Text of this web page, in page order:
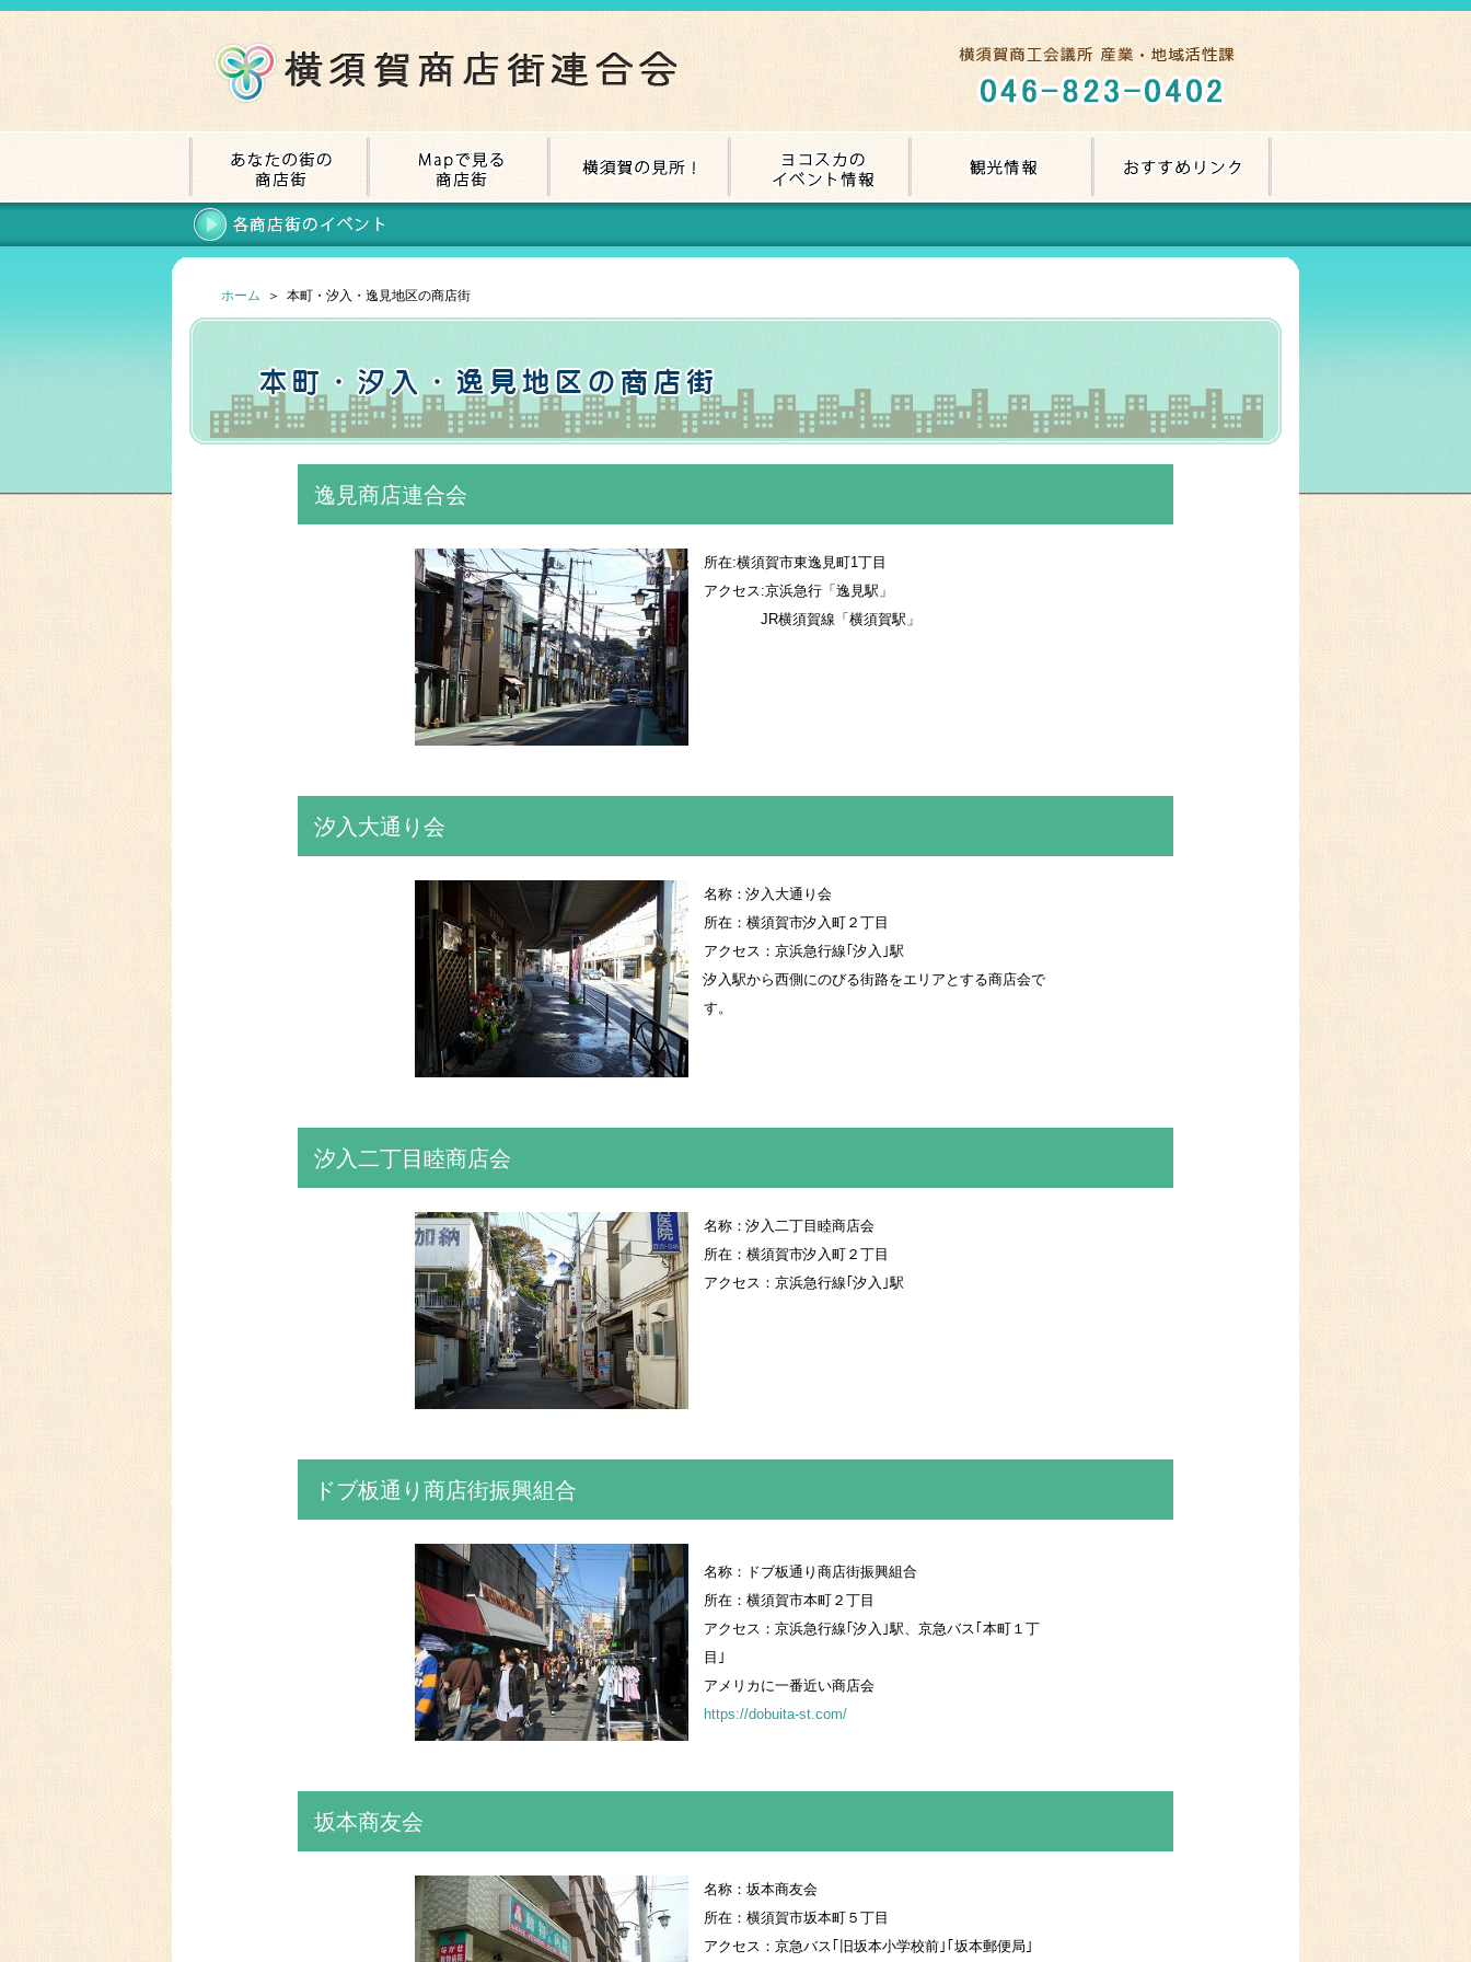
ホーム ＞ 本町・汐入・逸見地区の商店街
逸見商店連合会
所在:横須賀市東逸見町1丁目
アクセス:京浜急行「逸見駅」
JR横須賀線「横須賀駅」
汐入大通り会
名称：汐入大通り会
所在：横須賀市汐入町２丁目
アクセス：京浜急行線｢汐入｣駅
汐入駅から西側にのびる街路をエリアとする商店会で
す。
汐入二丁目睦商店会
名称：汐入二丁目睦商店会
所在：横須賀市汐入町２丁目
アクセス：京浜急行線｢汐入｣駅
ドブ板通り商店街振興組合
名称：ドブ板通り商店街振興組合
所在：横須賀市本町２丁目
アクセス：京浜急行線｢汐入｣駅、京急バス｢本町１丁
目｣
アメリカに一番近い商店会
https://dobuita-st.com/
坂本商友会
名称：坂本商友会
所在：横須賀市坂本町５丁目
アクセス：京急バス｢旧坂本小学校前｣｢坂本郵便局｣